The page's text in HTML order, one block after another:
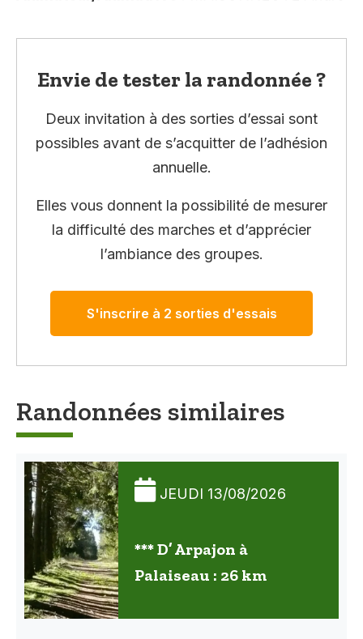
Envie de tester la randonnée ?
Deux invitation à des sorties d’essai sont
possibles avant de s’acquitter de l’adhésion
annuelle.
Elles vous donnent la possibilité de mesurer
la difficulté des marches et d’apprécier
l’ambiance des groupes.
S'inscrire à 2 sorties d'essais
Randonnées similaires
JEUDI 13/08/2026
*** D’ Arpajon à
Palaiseau : 26 km